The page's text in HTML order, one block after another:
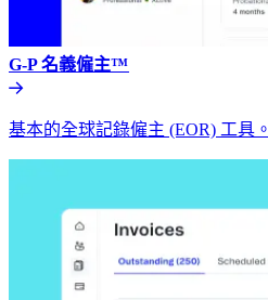
G-P 名義僱主™​​
基本的全球記錄僱主 (EOR) 工具。​​